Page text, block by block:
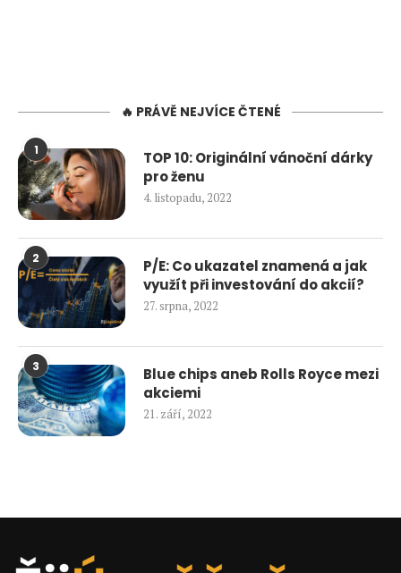
🔥 PRÁVĚ NEJVÍCE ČTENÉ
1
TOP 10: Originální vánoční dárky
pro ženu
4. listopadu, 2022
2
P/E: Co ukazatel znamená a jak
využít při investování do akcií?
27. srpna, 2022
3
Blue chips aneb Rolls Royce mezi
akciemi
21. září, 2022